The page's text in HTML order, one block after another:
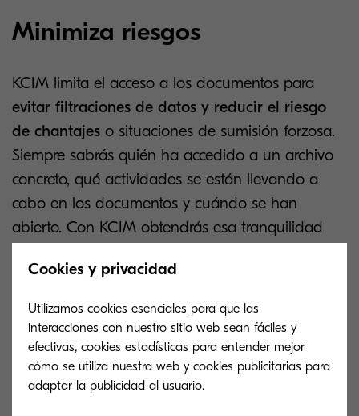
Minimiza riesgos
KCIM limita el acceso a los documentos para
evitar filtraciones de datos y reducir el riesgo
de chantajes o situaciones de sumisión forzosa.
Siempre sabrás quién ha accedido a un archivo
concreto, qué actividades se están llevando a
cabo en los documentos y cuándo se han
abierto. Con KCIM obtendrás esa tranquilidad
segura todos los documentos y les hace
seguimiento permanente.
Facilita el acceso en toda la
empresa
Cookies y privacidad
Utilizamos cookies esenciales para que las
interacciones con nuestro sitio web sean fáciles y
efectivas, cookies estadísticas para entender mejor
cómo se utiliza nuestra web y cookies publicitarias para
adaptar la publicidad al usuario.